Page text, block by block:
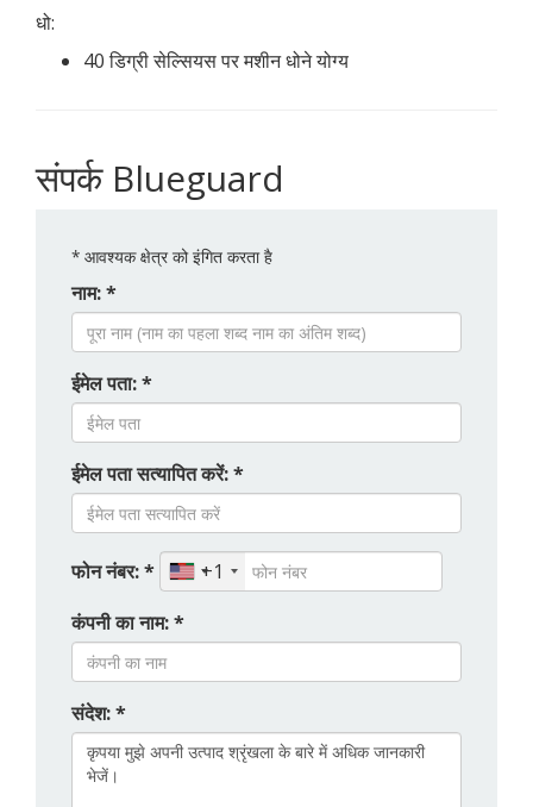
धो:
40 डिग्री सेल्सियस पर मशीन धोने योग्य
संपर्क Blueguard
* आवश्यक क्षेत्र को इंगित करता है
नाम: *
ईमेल पता: *
ईमेल पता सत्यापित करें: *
फोन नंबर: *
+1
कंपनी का नाम: *
संदेश: *